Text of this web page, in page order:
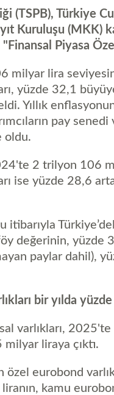
(TSPB), Türkiye
Kuruluşu (MKK)
"Finansal Piyasa
milyar lira
yüzde 32,1
Yıllık
pay senedi
oldu.
2 trilyon 106
ise yüzde 28,6
itibarıyla
değerinin, yüzde
paylar dahil),
bir yılda
varlıkları,
liraya çıktı.
özel eurobond
kamu